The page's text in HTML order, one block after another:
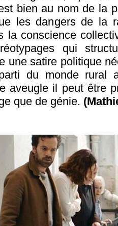
bien au nom de la
les dangers de la
la conscience
qui
une satire politique
du monde rural
aveugle il peut être
que de génie.